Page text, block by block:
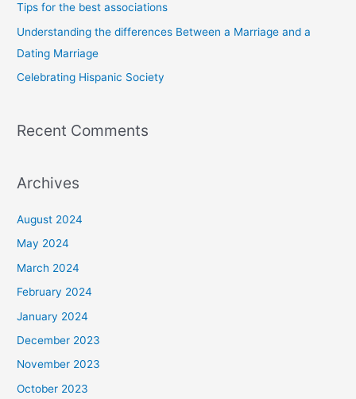
o
r
:
Tips for the best associations
Understanding the differences Between a Marriage and a
Dating Marriage
Celebrating Hispanic Society
Recent Comments
Archives
August 2024
May 2024
March 2024
February 2024
January 2024
December 2023
November 2023
October 2023